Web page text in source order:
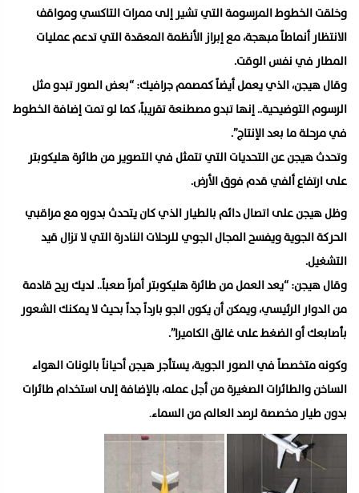
وخلقت الخطوط المرسومة التي تشير إلى ممرات التاكسي ومواقف
الانتظار أنماطاً مبهجة، مع إبراز الأنظمة المعقدة التي تدعم عمليات
المطار في نفس الوقت.
وقال هيجن، الذي يعمل أيضاً كمصمم جرافيك: “بعض الصور تبدو مثل
الرسوم التوضيحية.. إنها تبدو مصطنعة تقريباً، كما لو تمت إضافة الخطوط
في مرحلة ما بعد الإنتاج”.
وتحدث هيجن عن التحديات التي تتمثل في التصوير من طائرة هليكوبتر
على ارتفاع ألفي قدم فوق الأرض.
وظل هيجن على اتصال دائم بالطيار الذي كان يتحدث بدوره مع مراقبي
الحركة الجوية ويفسح المجال الجوي للرحلات النادرة التي لا تزال قيد
التشغيل.
وقال هيجن: “يعد العمل من طائرة هليكوبتر أمراً صعباً.. لديك ريح قادمة
من الدوار الرئيسي، ويمكن أن يكون الجو بارداً جداً بحيث لا يمكنك الشعور
بأصابعك أو الضغط على غالق الكاميرا”.
وكونه متخصصاً في الصور الجوية، يستأجر هيجن أحياناً بالونات الهواء
الساخن والطائرات الصغيرة من أجل عمله، بالإضافة إلى استخدام طائرات
بدون طيار مخصصة لرصد العالم من السماء.